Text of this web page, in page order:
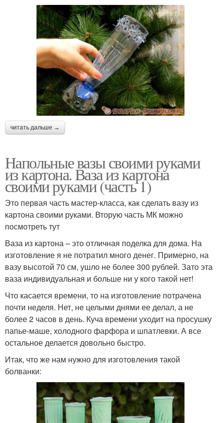
читать дальше →
Напольные вазы своими руками
из картона. Ваза из картона
своими руками (часть 1)
Это первая часть мастер-класса, как сделать вазу из
картона своими руками. Вторую часть МК можно
посмотреть тут
Ваза из картона – это отличная поделка для дома. На
изготовление я не потратил много денег. Примерно, на
вазу высотой 70 см, ушло не более 300 рублей. Зато эта
ваза индивидуальная и больше ни у кого такой нет!
Что касается времени, то на изготовление потрачена
почти неделя. Нет, не целыми днями ее делал, а не
более 2 часов в день. Куча времени уходит на просушку
папье-маше, холодного фарфора и шпатлевки. А все
остальное делается довольно быстро.
Итак, что же нам нужно для изготовления такой
болванки: